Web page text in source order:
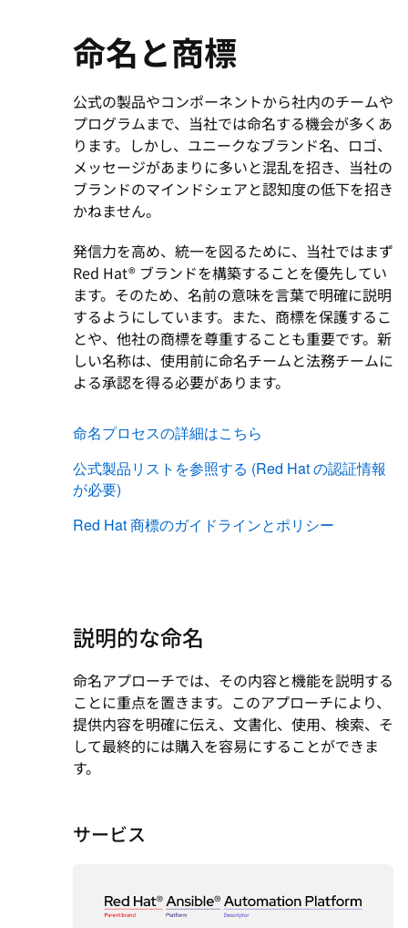
命名と商標
公式の製品やコンポーネントから社内のチームや
プログラムまで、当社では命名する機会が多くあ
ります。しかし、ユニークなブランド名、ロゴ、
メッセージがあまりに多いと混乱を招き、当社の
ブランドのマインドシェアと認知度の低下を招き
かねません。
発信力を高め、統一を図るために、当社ではまず
Red Hat® ブランドを構築することを優先してい
ます。そのため、名前の意味を言葉で明確に説明
するようにしています。また、商標を保護するこ
とや、他社の商標を尊重することも重要です。新
しい名称は、使用前に命名チームと法務チームに
よる承認を得る必要があります。
命名プロセスの詳細はこちら
公式製品リストを参照する (Red Hat の認証情報
が必要)
Red Hat 商標のガイドラインとポリシー
説明的な命名
命名アプローチでは、その内容と機能を説明する
ことに重点を置きます。このアプローチにより、
提供内容を明確に伝え、文書化、使用、検索、そ
して最終的には購入を容易にすることができま
す。
サービス